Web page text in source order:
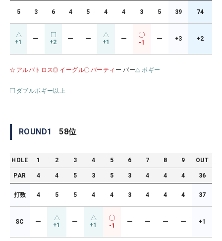
5 3 6 4 5 4 4 3 5 39 74
+1 ー +2 ー ー +1 ー
-1
ー +3 +2
アルバトロス イーグル バーティ ー パー ボギー
ダブルボギー以上
ROUND1 58位
HOLE 1 2 3 4 5 6 7 8 9 OUT
PAR 4 4 5 3 5 3 4 4 4 36
打数 4 5 5 4 4 3 4 4 4 37
SC ー +1 ー +1 -1
ー ー ー ー +1